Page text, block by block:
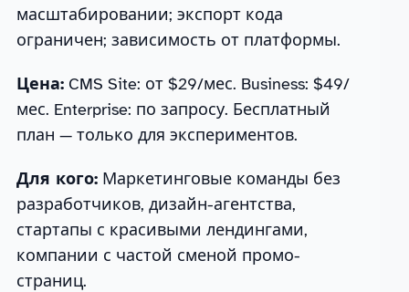
масштабировании; экспорт кода
ограничен; зависимость от платформы.
Цена:CMS Site: от $29/мес. Business: $49/
мес. Enterprise: по запросу. Бесплатный
план — только для экспериментов.
Для кого:Маркетинговые команды без
разработчиков, дизайн-агентства,
стартапы с красивыми лендингами,
компании с частой сменой промо-
страниц.